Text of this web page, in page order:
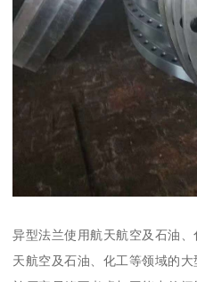
异型法兰使用航天航空及石油
天航空及石油、化工等领域的